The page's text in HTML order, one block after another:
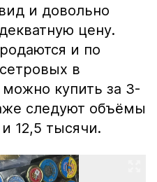
и довольно
цену.
и по
в
купить за 3-
следуют объёмы
12,5 тысячи.